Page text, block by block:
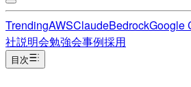
TrendingAWSClaudeBedrockGoogle
社説明会勉強会事例採用
目次